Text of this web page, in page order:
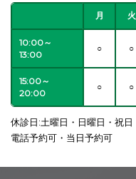
月 火
10:00～
13:00
○ ○
15:00～
20:00
○ ○
休診日:土曜日・日曜日・祝日
電話予約可・当日予約可